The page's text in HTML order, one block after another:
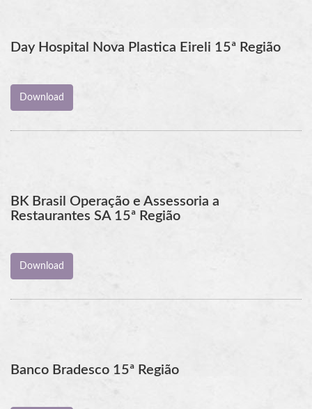
Day Hospital Nova Plastica Eireli 15ª Região
BK Brasil Operação e Assessoria a
Restaurantes SA 15ª Região
Banco Bradesco 15ª Região